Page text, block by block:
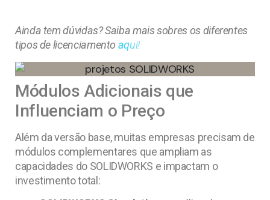
Ainda tem dúvidas? Saiba mais sobres os diferentes
tipos de licenciamento aqui!
Módulos Adicionais que
Influenciam o Preço
Além da versão base, muitas empresas precisam de
módulos complementares que ampliam as
capacidades do SOLIDWORKS e impactam o
investimento total: